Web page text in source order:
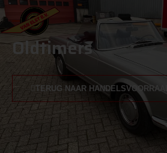
Oldtimers
Oldtimers
TERUG NAAR HANDELSVOORRAAD